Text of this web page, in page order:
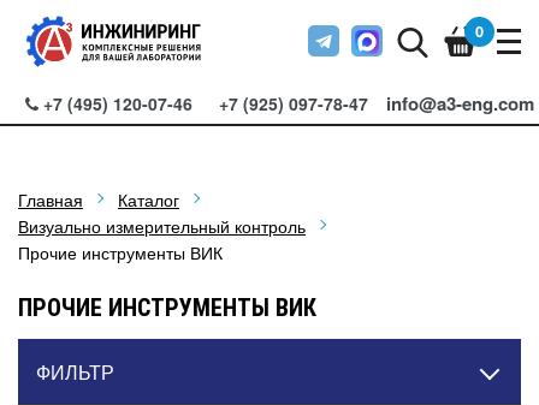
+7 (495) 120-07-46 +7 (925) 097-78-47 info@a3-eng.com
0
Главная
Каталог
Визуально измерительный контроль
Прочие инструменты ВИК
ПРОЧИЕ ИНСТРУМЕНТЫ ВИК
ФИЛЬТР